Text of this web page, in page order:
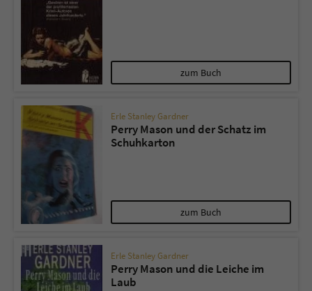
zum Buch
Erle Stanley Gardner
Perry Mason und der Schatz im
Schuhkarton
zum Buch
Erle Stanley Gardner
Perry Mason und die Leiche im
Laub